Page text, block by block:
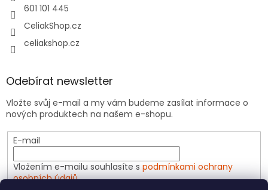
601 101 445
CeliakShop.cz
celiakshop.cz
Odebírat newsletter
Vložte svůj e-mail a my vám budeme zasílat informace o
nových produktech na našem e-shopu.
E-mail
Vložením e-mailu souhlasíte s podmínkami ochrany
osobních údajů